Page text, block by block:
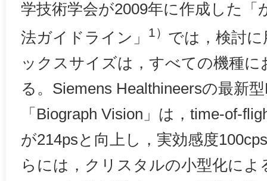
学技術学会が2009年に作成した「
法ガイドライン」
1） では，検討
ックスサイズは，すべての機種に
る。Siemens Healthineersの最新
「Biograph Vision」は，time-of-
が214psと向上し，実効感度
らには，クリスタルの小型化によ